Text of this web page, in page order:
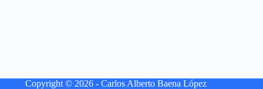
Copyright © 2026 - Carlos Alberto Baena López